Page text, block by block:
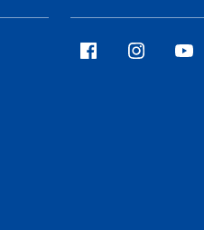
Facebook Instagram